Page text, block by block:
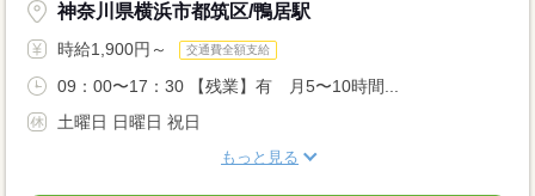
神奈川県横浜市都筑区/鴨居駅
時給1,900円～ 交通費全額支給
09：00〜17：30 【残業】有 月5〜10時間...
土曜日 日曜日 祝日
もっと見る